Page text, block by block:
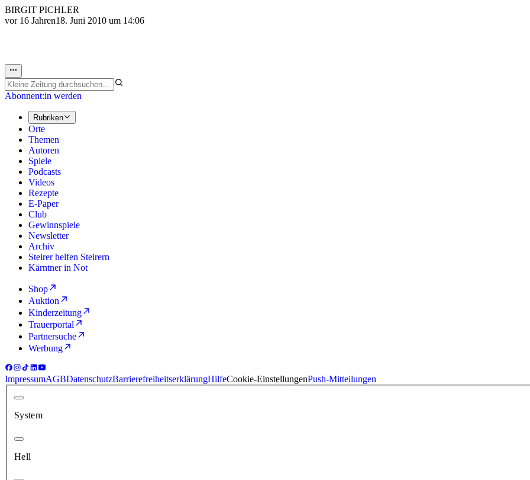
BIRGIT PICHLER
vor 16 Jahren18. Juni 2010 um 14:06
Abonnent:in werden
Rubriken
Orte
Themen
Autoren
Spiele
Podcasts
Videos
Rezepte
E-Paper
Club
Gewinnspiele
Newsletter
Archiv
Steirer helfen Steirern
Kärntner in Not
Shop
Auktion
Kinderzeitung
Trauerportal
Partnersuche
Werbung
ImpressumAGBDatenschutzBarrierefreiheitserklärungHilfeCookie-EinstellungenPush-Mitteilungen
System
Hell